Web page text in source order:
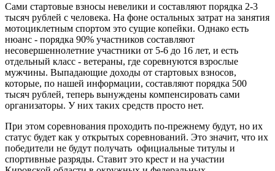
Сами стартовые взносы невелики и составляют порядка 2-3
тысяч рублей с человека. На фоне остальных затрат на занятия
мотоциклетным спортом это сущие копейки. Однако есть
нюанс - порядка 90% участников составляют
несовершеннолетние участники от 5-6 до 16 лет, и есть
отдельный класс - ветераны, где соревнуются взрослые
мужчины. Выпадающие доходы от стартовых взносов,
которые, по нашей информации, составляют порядка 500
тысяч рублей, теперь вынуждены компенсировать сами
организаторы. У них таких средств просто нет.
При этом соревнования проходить по-прежнему будут, но их
статус будет как у открытых соревнований. Это значит, что их
победители не будут получать официальные титулы и
спортивные разряды. Ставит это крест и на участии